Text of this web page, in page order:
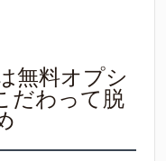
無料オプシ
だわって脱